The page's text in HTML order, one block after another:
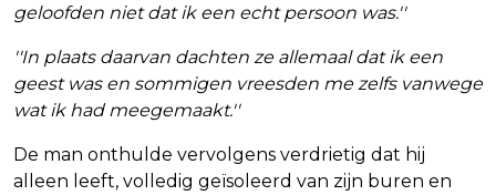
geloofden niet dat ik een echt persoon was.''
''In plaats daarvan dachten ze allemaal dat ik een
geest was en sommigen vreesden me zelfs vanwege
wat ik had meegemaakt.''
De man onthulde vervolgens verdrietig dat hij
alleen leeft, volledig geïsoleerd van zijn buren en